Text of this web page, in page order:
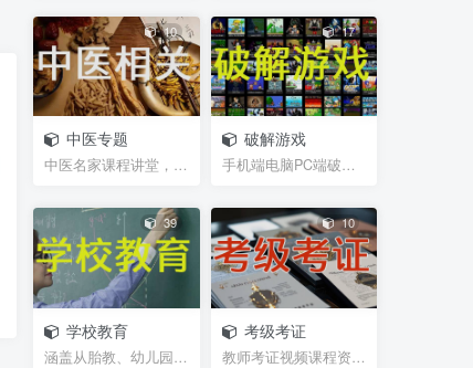
10
中医专题
中医名家课程讲堂，书籍资料等网盘资源分享
17
破解游戏
手机端电脑PC端破解游戏，经典游戏
39
学校教育
涵盖从胎教、幼儿园、学前班、小学、初中、高中、大...
10
考级考证
教师考证视频课程资源，笔试试题，面试攻略等等网盘...